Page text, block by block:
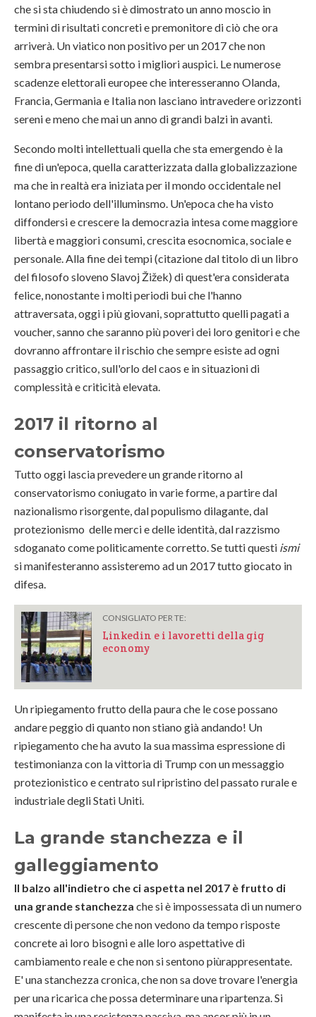
che si sta chiudendo si è dimostrato un anno moscio in
termini di risultati concreti e premonitore di ciò che ora
arriverà. Un viatico non positivo per un 2017 che non
sembra presentarsi sotto i migliori auspici. Le numerose
scadenze elettorali europee che interesseranno Olanda,
Francia, Germania e Italia non lasciano intravedere orizzonti
sereni e meno che mai un anno di grandi balzi in avanti.
Secondo molti intellettuali quella che sta emergendo è la
fine di un'epoca, quella caratterizzata dalla globalizzazione
ma che in realtà era iniziata per il mondo occidentale nel
lontano periodo dell'illuminsmo. Un'epoca che ha visto
diffondersi e crescere la democrazia intesa come maggiore
libertà e maggiori consumi, crescita esocnomica, sociale e
personale. Alla fine dei tempi (citazione dal titolo di un libro
del filosofo sloveno Slavoj Žižek) di quest'era considerata
felice, nonostante i molti periodi bui che l'hanno
attraversata, oggi i più giovani, soprattutto quelli pagati a
voucher, sanno che saranno più poveri dei loro genitori e che
dovranno affrontare il rischio che sempre esiste ad ogni
passaggio critico, sull'orlo del caos e in situazioni di
complessità e criticità elevata.
2017 il ritorno al
conservatorismo
Tutto oggi lascia prevedere un grande ritorno al
conservatorismo coniugato in varie forme, a partire dal
nazionalismo risorgente, dal populismo dilagante, dal
protezionismo delle merci e delle identità, dal razzismo
sdoganato come politicamente corretto. Se tutti questi ismi
si manifesteranno assisteremo ad un 2017 tutto giocato in
difesa.
CONSIGLIATO PER TE:
Linkedin e i lavoretti della gig
economy
Un ripiegamento frutto della paura che le cose possano
andare peggio di quanto non stiano già andando! Un
ripiegamento che ha avuto la sua massima espressione di
testimonianza con la vittoria di Trump con un messaggio
protezionistico e centrato sul ripristino del passato rurale e
industriale degli Stati Uniti.
La grande stanchezza e il
galleggiamento
Il balzo all'indietro che ci aspetta nel 2017 è frutto di
una grande stanchezza che si è impossessata di un numero
crescente di persone che non vedono da tempo risposte
concrete ai loro bisogni e alle loro aspettative di
cambiamento reale e che non si sentono piùrappresentate.
E' una stanchezza cronica, che non sa dove trovare l'energia
per una ricarica che possa determinare una ripartenza. Si